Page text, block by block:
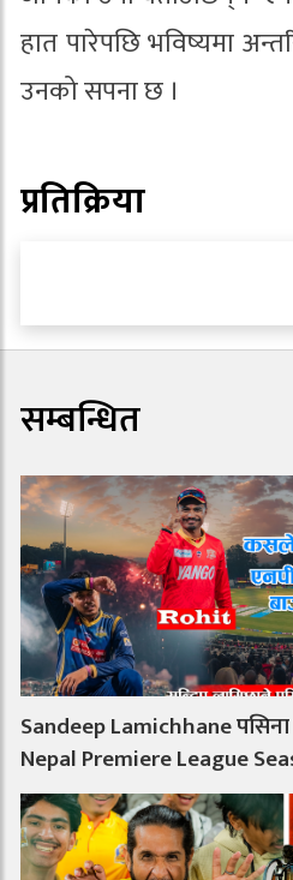
हात पारेपछि भविष्यमा
उनको सपना छ ।
प्रतिक्रिया
सम्बन्धित
Sandeep Lamichhane पसिना
Nepal Premiere League